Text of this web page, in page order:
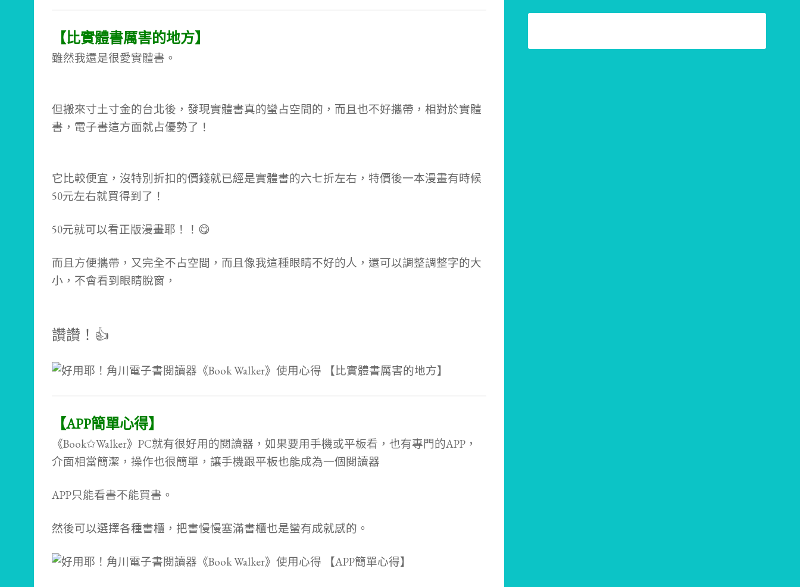
【比實體書厲害的地方】
雖然我還是很愛實體書。
但搬來寸土寸金的台北後，發現實體書真的蠻占空間的，而且也不好攜帶，相對於實體
書，電子書這方面就占優勢了！
它比較便宜，沒特別折扣的價錢就已經是實體書的六七折左右，特價後一本漫畫有時候
50元左右就買得到了！
50元就可以看正版漫畫耶！！😋
而且方便攜帶，又完全不占空間，而且像我這種眼睛不好的人，還可以調整調整字的大
小，不會看到眼睛脫窗，
讚讚！👍
【APP簡單心得】
《Book✩Walker》PC就有很好用的閱讀器，如果要用手機或平板看，也有專門的APP，
介面相當簡潔，操作也很簡單，讓手機跟平板也能成為一個閱讀器
APP只能看書不能買書。
然後可以選擇各種書櫃，把書慢慢塞滿書櫃也是蠻有成就感的。